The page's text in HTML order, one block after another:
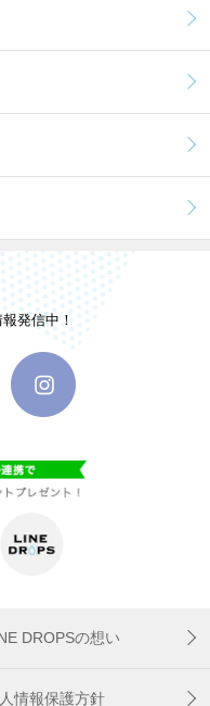
発信中！
DROPSの想い
情報保護方針